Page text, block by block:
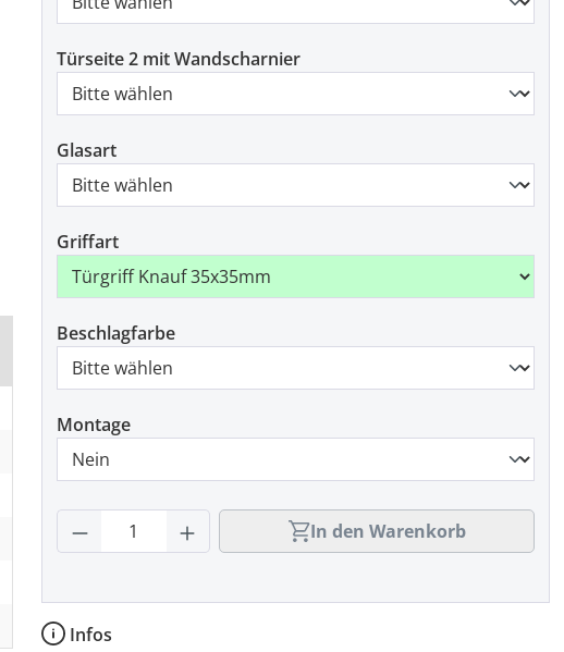
Türseite 2 mit Wandscharnier
Glasart
Griffart
Beschlagfarbe
Montage
Produkt Anzahl: Gib den gewünschten
In den Warenkorb
Infos